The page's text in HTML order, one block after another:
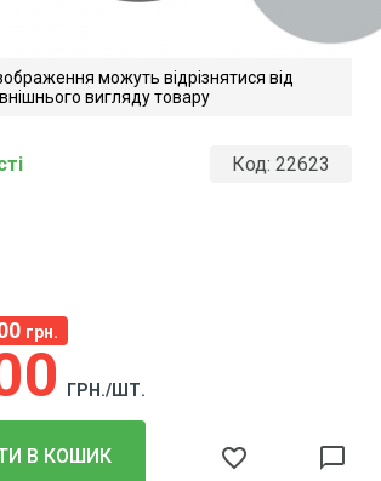
можуть відрізнятися від
вигляду товару
Код: 22623
грн.
ГРН./ШТ.
В КОШИК favorite_border chat_bubble_outline